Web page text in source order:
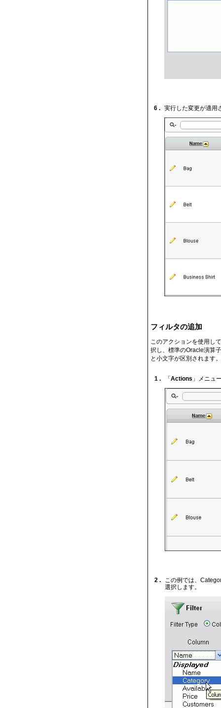
6 . 実行した変更が適用
フィルタの追加
このアクションを使用し
択し、標準のOracle演算
と小文字が区別されます
1 . 「 Actions 」メニュ
2 .
この例では、
選択します。